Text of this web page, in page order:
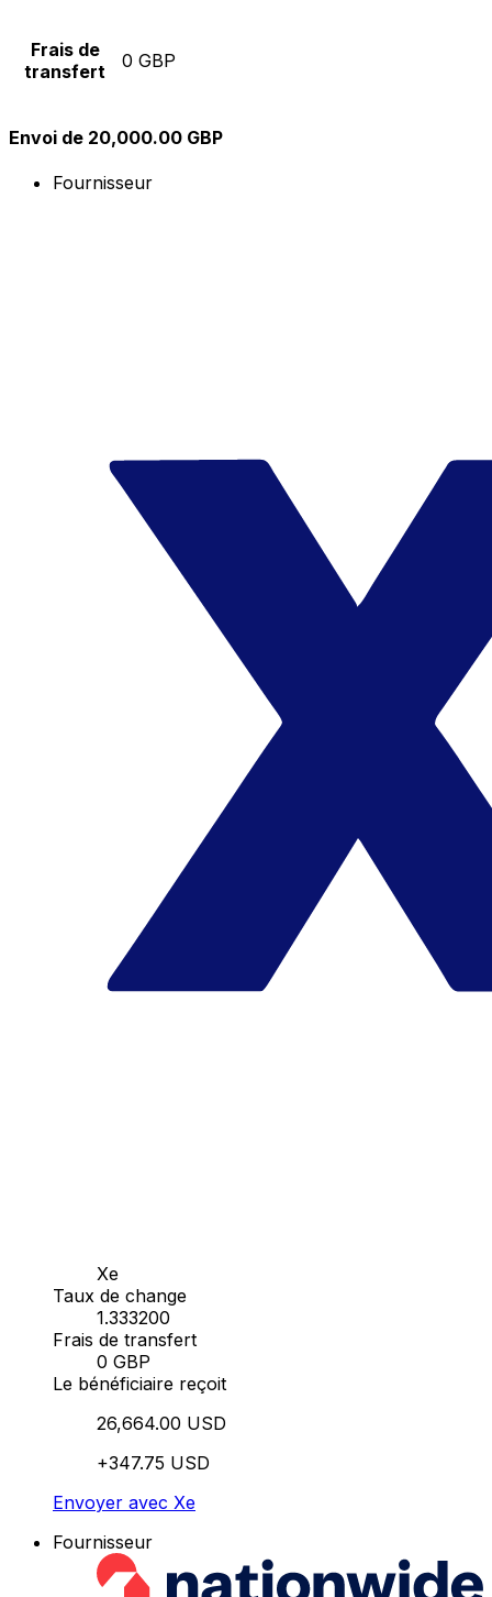
Frais de
transfert
0 GBP
Envoi de 20,000.00 GBP
Fournisseur
Xe
Taux de change
1.333200
Frais de transfert
0 GBP
Le bénéficiaire reçoit
26,664.00 USD
+347.75 USD
Envoyer avec Xe
Fournisseur